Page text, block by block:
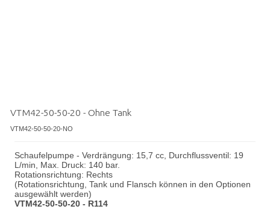
VTM42-50-50-20 - Ohne Tank
VTM42-50-50-20-NO
Schaufelpumpe - Verdrängung: 15,7 cc, Durchflussventil: 19
L/min, Max. Druck: 140 bar.
Rotationsrichtung: Rechts
(Rotationsrichtung, Tank und Flansch können in den Optionen
ausgewählt werden)
VTM42-50-50-20 - R114